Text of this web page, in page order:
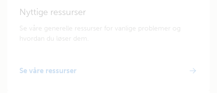
Nyttige ressurser
Se våre generelle ressurser for vanlige problemer og
hvordan du løser dem.
Se våre ressurser